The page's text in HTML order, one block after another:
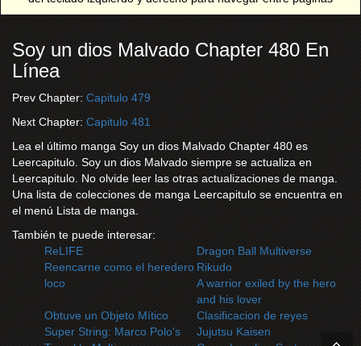
Soy un dios Malvado Chapter 480 En
Línea
Prev Chapter: Capitulo 479
Next Chapter: Capitulo 481
Lea el último manga Soy un dios Malvado Chapter 480 es
Leercapitulo. Soy un dios Malvado siempre se actualiza en
Leercapitulo. No olvide leer las otras actualizaciones de manga.
Una lista de colecciones de manga Leercapitulo se encuentra en
el menú Lista de manga.
También te puede interesar:
ReLIFE
Dragon Ball Multiverse
Reencarne como el heredero
loco
Rikudo
A warrior exiled by the hero
and his lover
Obtuve un Objeto Mítico
Clasificacion de reyes
Super String: Marco Polo's
Jujutsu Kaisen